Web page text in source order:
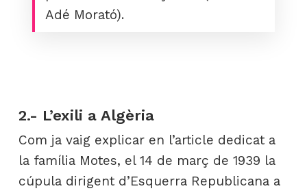
Adé Morató).
2.- L’exili a Algèria
Com ja vaig explicar en l’article dedicat a
la família Motes, el 14 de març de 1939 la
cúpula dirigent d’Esquerra Republicana a